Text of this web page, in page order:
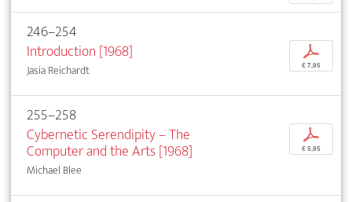
246–254
Introduction [1968]
Jasia Reichardt
p
€ 7,95
255–258
Cybernetic Serendipity – The
Computer and the Arts [1968]
Michael Blee
p
€ 5,95